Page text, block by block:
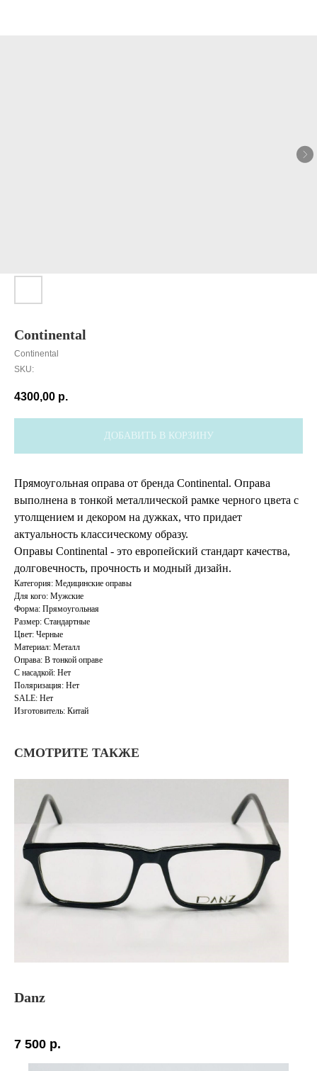
Continental
Continental
SKU:
4300,00 р.
ДОБАВИТЬ В КОРЗИНУ
Прямоугольная оправа от бренда Continental. Оправа
выполнена в тонкой металлической рамке черного цвета с
утолщением и декором на дужках, что придает
актуальность классическому образу.
Оправы Continental - это европейский стандарт качества,
долговечность, прочность и модный дизайн.
Категория: Медицинские оправы
Для кого: Мужские
Форма: Прямоугольная
Размер: Стандартные
Цвет: Черные
Материал: Металл
Оправа: В тонкой оправе
С насадкой: Нет
Поляризация: Нет
SALE: Нет
Изготовитель: Китай
СМОТРИТЕ ТАКЖЕ
Danz
7 500 р.